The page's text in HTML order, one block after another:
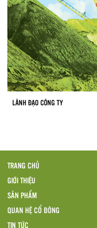
LÃNH ĐẠO CÔNG TY
TRANG CHỦ
GIỚI THIỆU
SẢN PHẨM
QUAN HỆ CỔ ĐÔNG
TIN TỨC